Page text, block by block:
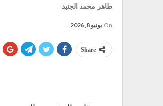
طاهر محمد الجنيد
On يونيو 8, 2026
Share